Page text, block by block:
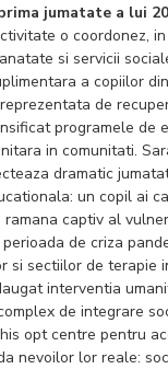
jumatate a lui
o coordonez,
si servicii
a copiilor
de
programele de
in comunitati.
dramatic
un copil ai
captiv al
de criza
sectiilor de terapie
interventia
de integrare
opt centre pentru
nevoilor lor reale: